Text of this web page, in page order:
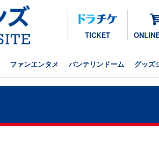
TICKET
ファンエンタメ バンテリンドーム グッズ